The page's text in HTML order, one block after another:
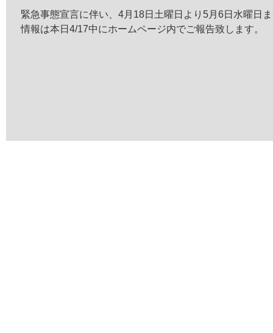
緊急事態宣言に伴い、4月18日土曜日より5月6日水曜日
情報は本日4/17中にホームページ内でご報告致します。